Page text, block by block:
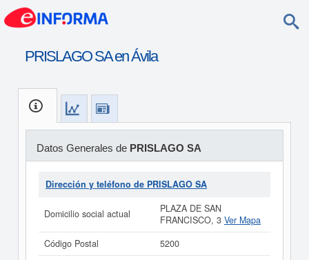
PRISLAGO SA en Ávila
Datos Generales de PRISLAGO SA
Dirección y teléfono de PRISLAGO SA
Domicilio social actual
PLAZA DE SAN
FRANCISCO, 3 Ver Mapa
Código Postal
5200